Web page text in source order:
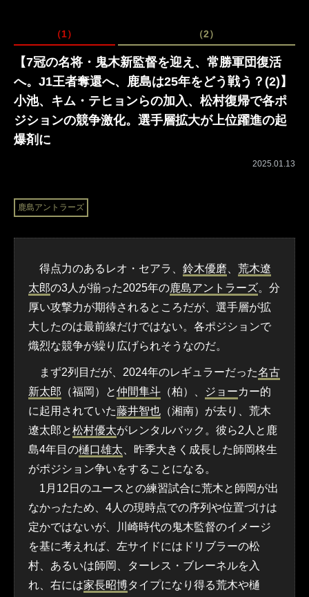
（1） （2）
【7冠の名将・鬼木新監督を迎え、常勝軍団復活
へ。J1王者奪還へ、鹿島は25年をどう戦う？(2)】
小池、キム・テヒョンらの加入、松村復帰で各ポ
ジションの競争激化。選手層拡大が上位躍進の起
爆剤に
2025.01.13
鹿島アントラーズ
得点力のあるレオ・セアラ、 鈴木優磨
荒木遼
太郎の3人が揃った2025年の鹿島アントラーズ。分
厚い攻撃力が期待されるところだが、選手層が拡
大したのは最前線だけではない。各ポジションで
熾烈な競争が繰り広げられそうなのだ。
まず2列目だが、2024年のレギュラーだった名古
新太郎 （福岡）と仲間隼斗 （柏）、 ジョーカー的
に起用されていた藤井智也 （湘南）が去り、荒木
遼太郎と松村優太がレンタルバック。彼ら2人と鹿
島4年目の樋口雄太 、昨季大きく成長した師岡柊生
がポジション争いをすることになる。
1月12日のユースとの練習試合に荒木と師岡が出
なかったため、4人の現時点での序列や位置づけは
定かではないが、川崎時代の鬼木監督のイメージ
を基に考えれば、左サイドにはドリブラーの松
村、あるいは師岡、ターレス・ブレーネルを入
れ、右には家長昭博タイプになり得る荒木や樋